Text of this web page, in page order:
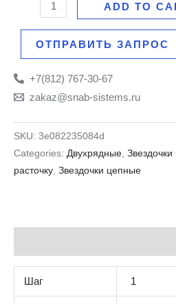
quantity
ADD TO
ОТПРАВИТЬ ЗАПРОС
+7(812) 767-30-67
zakaz@snab-sistems.ru
SKU: 3e082235084d
Categories: Двухрядные
расточку Звездочки цепные
Шаг 1